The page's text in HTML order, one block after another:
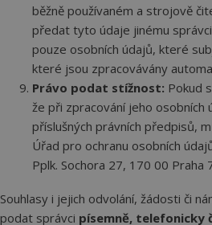
běžně používaném a strojově
předat tyto údaje jinému
pouze osobních údajů, které
které jsou zpracovávány
Právo podat stížnost: Pokud
že při zpracování jeho osobních
příslušných právních předpisů,
Úřad pro ochranu osobních
Pplk. Sochora 27, 170 00 Praha
Souhlasy i jejich odvolání, žádosti či
podat správci písemně, telefonicky
_GRECAPTCHA
INGRESSCOOKIE